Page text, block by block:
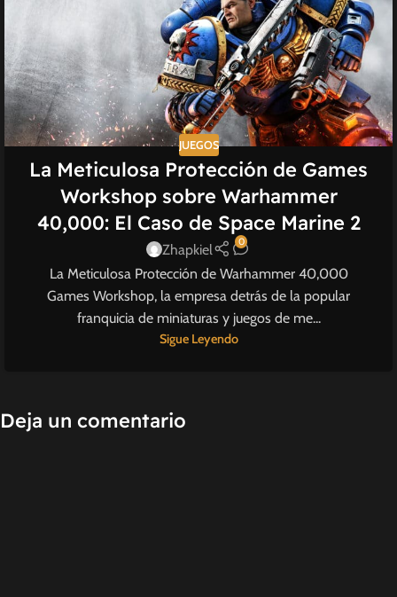
JUEGOS
La Meticulosa Protección de Games
Workshop sobre Warhammer
40,000: El Caso de Space Marine 2
Zhapkiel 0
La Meticulosa Protección de Warhammer 40,000
Games Workshop, la empresa detrás de la popular
franquicia de miniaturas y juegos de me...
Sigue Leyendo
Deja un comentario